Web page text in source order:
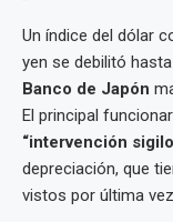
Un índice del dólar
yen se debilitó
Banco de Japón
El principal
“intervención
depreciación, que
vistos por última